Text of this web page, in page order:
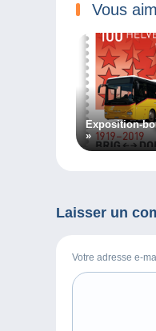
Vous
Exposition-
»
Laisser un
Votre adresse e-